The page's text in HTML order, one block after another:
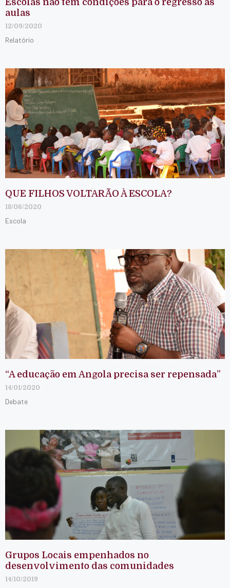
Escolas não têm condições para o regresso às
aulas
12/09/2020
Relatório
QUE FILHOS VOLTARÃO À ESCOLA?
18/06/2020
Escola
“A educação em Angola precisa ser repensada”
14/01/2020
Debate
Grupos Locais empenhados no
desenvolvimento das comunidades
14/10/2019